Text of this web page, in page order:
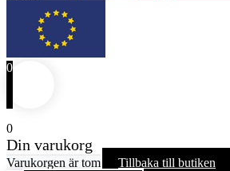
0
0
Din varukorg
Varukorgen är tom Tillbaka till butiken